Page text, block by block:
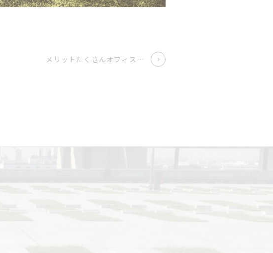
メリットたくさんオフィス緑化とは？！方法やポイントも解説します